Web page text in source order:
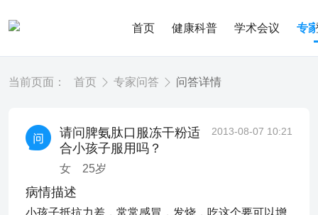
首页 健康科普 学术会议 专
当前页面： 首页 专家问答 问答详情
请问脾氨肽口服冻干粉适
合小孩子服用吗？
女 25岁
2013-08-07 10:21
病情描述
小孩子抵抗力差，常常感冒，发烧，吃这个要可以增